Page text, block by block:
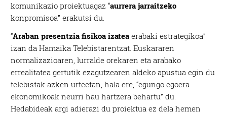
komunikazio proiektuagaz “aurrera jarraitzeko
konpromisoa” erakutsi du.
“Araban presentzia fisikoa izatea erabaki estrategikoa”
izan da Hamaika Telebistarentzat. Euskararen
normalizazioaren, lurralde orekaren eta arabako
errealitatea gertutik ezagutzearen aldeko apustua egin du
telebistak azken urteetan, hala ere, “egungo egoera
ekonomikoak neurri hau hartzera behartu” du.
Hedabideak argi adierazi du proiektua ez dela hemen